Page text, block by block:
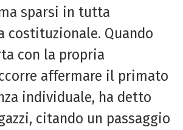
sparsi in tutta
costituzionale. Quando
con la propria
affermare il primato
individuale, ha detto
citando un passaggio